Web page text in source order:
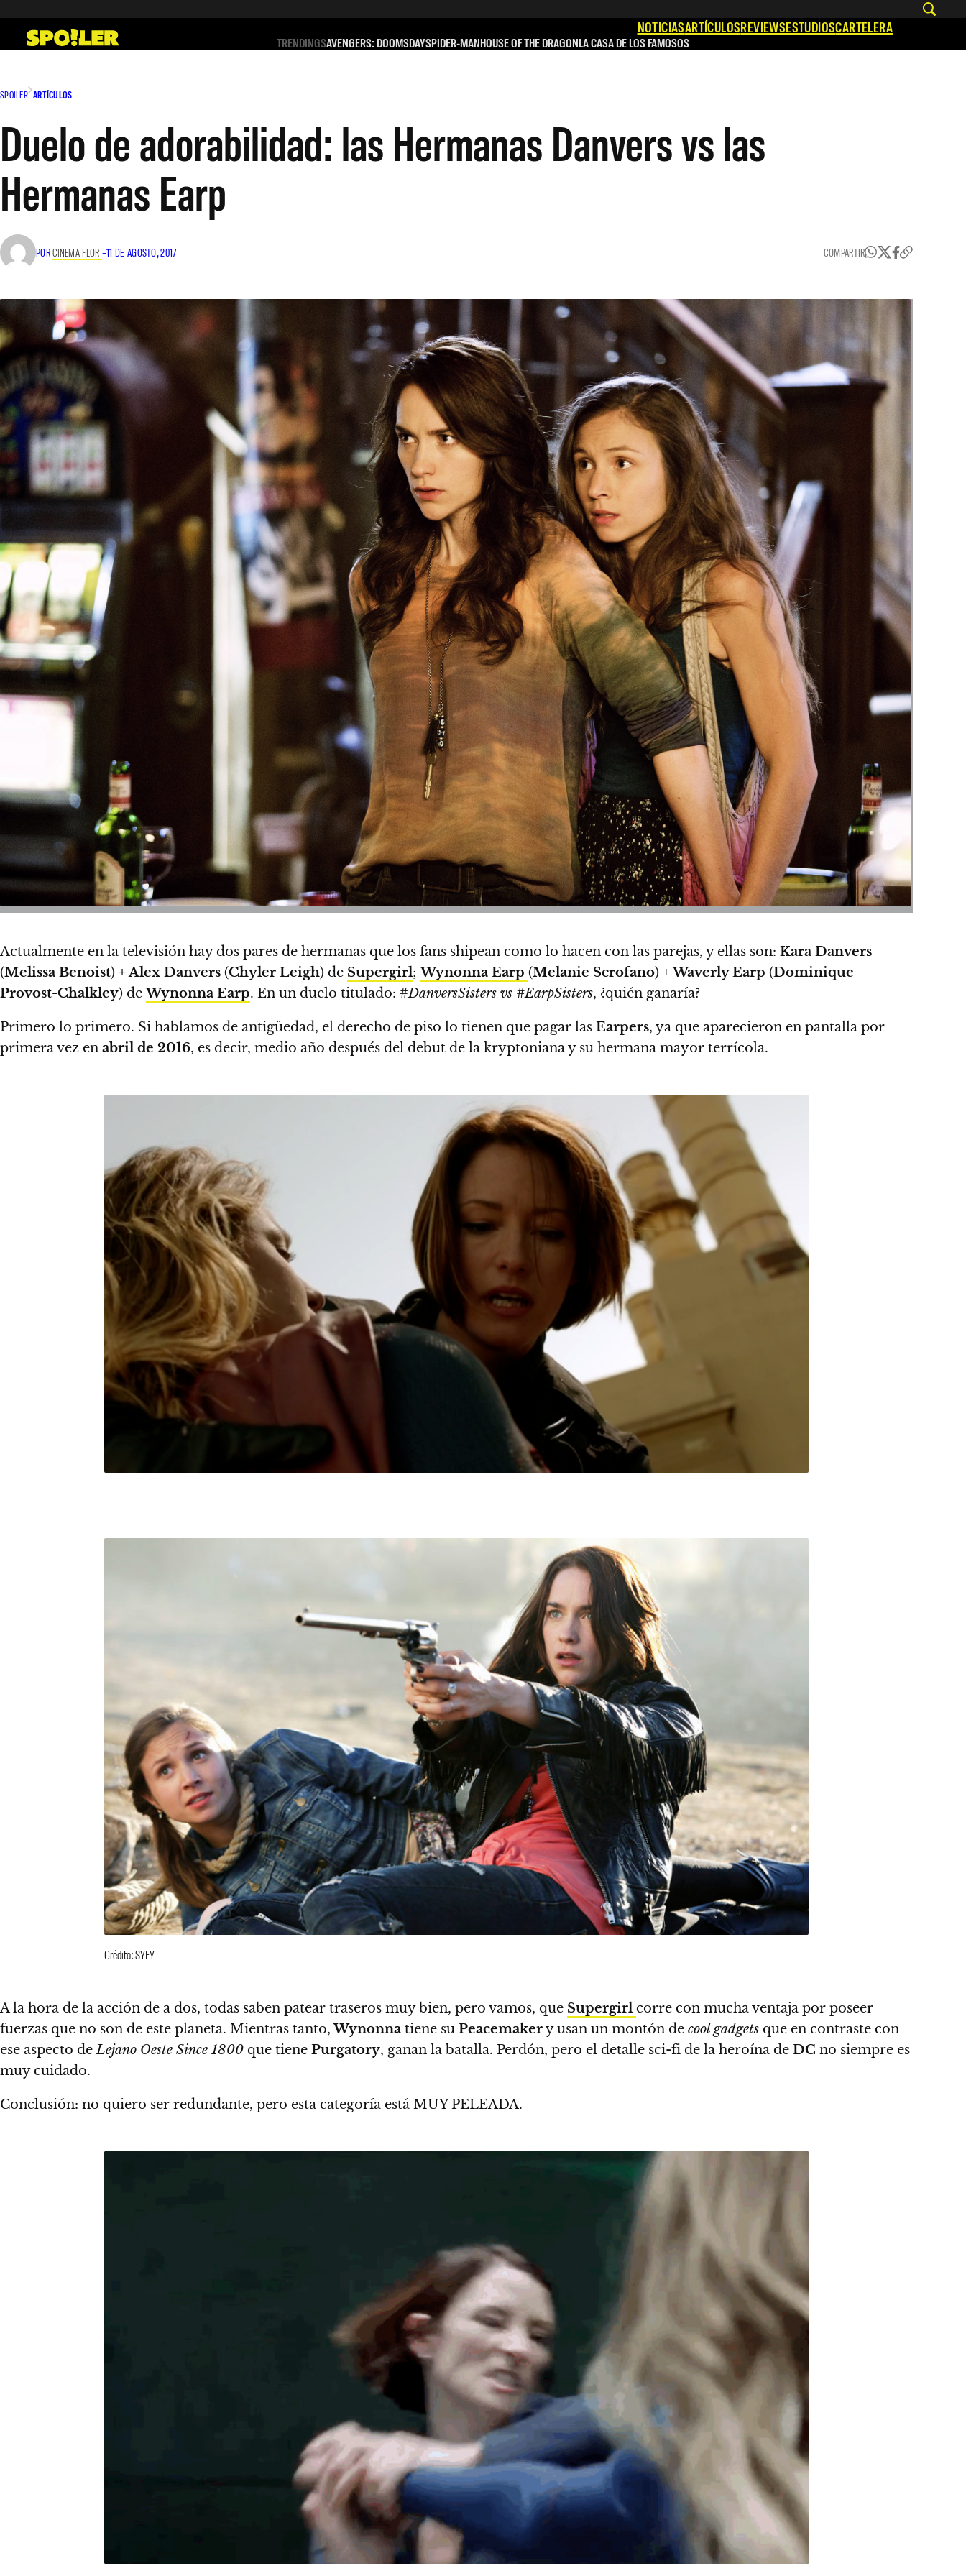
contenido
NOTICIASARTÍCULOSREVIEWSESTUDIOSCARTELERA
TRENDINGSAVENGERS: DOOMSDAYSPIDER-MANHOUSE OF THE DRAGONLA CASA DE LOS FAMOSOS
SPOILER ARTÍCULOS
Duelo de adorabilidad: las Hermanas Danvers vs las
Hermanas Earp
PORCINEMA FLOR –11 DE AGOSTO, 2017 COMPARTIR
Actualmente en la televisión hay dos pares de hermanas que los fans shipean como lo hacen con las parejas, y ellas son: Kara Danvers
(Melissa Benoist) + Alex Danvers (Chyler Leigh) de Supergirl;Wynonna Earp (Melanie Scrofano) +Waverly Earp (Dominique
Provost-Chalkley) deWynonna Earp. En un duelo titulado: #DanversSisters vs #EarpSisters, ¿quién ganaría?
Primero lo primero. Si hablamos de antigüedad, el derecho de piso lo tienen que pagar las Earpers, ya que aparecieron en pantalla por
primera vez en abril de 2016, es decir, medio año después del debut de la kryptoniana y su hermana mayor terrícola.
Crédito: SYFY
A la hora de la acción de a dos, todas saben patear traseros muy bien, pero vamos, que Supergirl corre con mucha ventaja por poseer
fuerzas que no son de este planeta. Mientras tanto,Wynonna tiene su Peacemakery usan un montón de cool gadgets que en contraste con
ese aspecto deLejano Oeste Since 1800 que tiene Purgatory, ganan la batalla. Perdón, pero el detalle sci-fi de la heroína de DC no siempre es
muy cuidado.
Conclusión: no quiero ser redundante, pero esta categoría está MUY PELEADA.